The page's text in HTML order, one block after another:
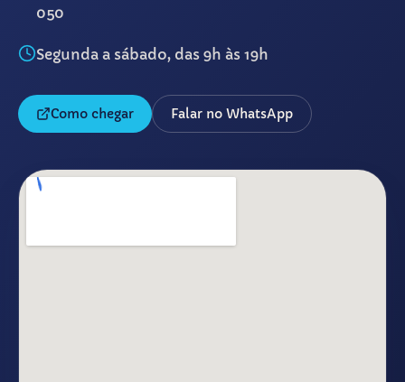
050
Segunda a sábado, das 9h às 19h
Como chegar Falar no WhatsApp